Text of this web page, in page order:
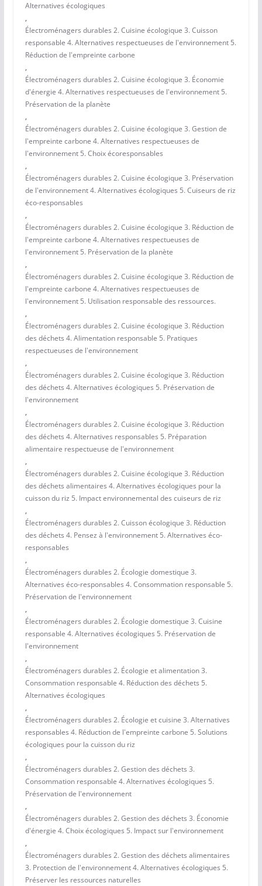
Alternatives écologiques
,
Électroménagers durables 2. Cuisine écologique 3. Cuisson
responsable 4. Alternatives respectueuses de l'environnement 5.
Réduction de l'empreinte carbone
,
Électroménagers durables 2. Cuisine écologique 3. Économie
d'énergie 4. Alternatives respectueuses de l'environnement 5.
Préservation de la planète
,
Électroménagers durables 2. Cuisine écologique 3. Gestion de
l'empreinte carbone 4. Alternatives respectueuses de
l'environnement 5. Choix écoresponsables
,
Électroménagers durables 2. Cuisine écologique 3. Préservation
de l'environnement 4. Alternatives écologiques 5. Cuiseurs de riz
éco-responsables
,
Électroménagers durables 2. Cuisine écologique 3. Réduction de
l'empreinte carbone 4. Alternatives respectueuses de
l'environnement 5. Préservation de la planète
,
Électroménagers durables 2. Cuisine écologique 3. Réduction de
l'empreinte carbone 4. Alternatives respectueuses de
l'environnement 5. Utilisation responsable des ressources.
,
Électroménagers durables 2. Cuisine écologique 3. Réduction
des déchets 4. Alimentation responsable 5. Pratiques
respectueuses de l'environnement
,
Électroménagers durables 2. Cuisine écologique 3. Réduction
des déchets 4. Alternatives écologiques 5. Préservation de
l'environnement
,
Électroménagers durables 2. Cuisine écologique 3. Réduction
des déchets 4. Alternatives responsables 5. Préparation
alimentaire respectueuse de l'environnement
,
Électroménagers durables 2. Cuisine écologique 3. Réduction
des déchets alimentaires 4. Alternatives écologiques pour la
cuisson du riz 5. Impact environnemental des cuiseurs de riz
,
Électroménagers durables 2. Cuisson écologique 3. Réduction
des déchets 4. Pensez à l'environnement 5. Alternatives éco-
responsables
,
Électroménagers durables 2. Écologie domestique 3.
Alternatives éco-responsables 4. Consommation responsable 5.
Préservation de l'environnement
,
Électroménagers durables 2. Écologie domestique 3. Cuisine
responsable 4. Alternatives écologiques 5. Préservation de
l'environnement
,
Électroménagers durables 2. Écologie et alimentation 3.
Consommation responsable 4. Réduction des déchets 5.
Alternatives écologiques
,
Électroménagers durables 2. Écologie et cuisine 3. Alternatives
responsables 4. Réduction de l'empreinte carbone 5. Solutions
écologiques pour la cuisson du riz
,
Électroménagers durables 2. Gestion des déchets 3.
Consommation responsable 4. Alternatives écologiques 5.
Préservation de l'environnement
,
Électroménagers durables 2. Gestion des déchets 3. Économie
d'énergie 4. Choix écologiques 5. Impact sur l'environnement
,
Électroménagers durables 2. Gestion des déchets alimentaires
3. Protection de l'environnement 4. Alternatives écologiques 5.
Préserver les ressources naturelles